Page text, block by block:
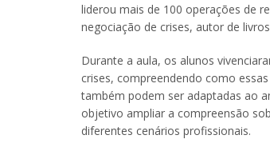
liderou mais de 100 operações de
negociação de crises, autor de
Durante a aula, os alunos
crises, compreendendo como
também podem ser adaptadas ao
objetivo ampliar a compreensão
diferentes cenários profissionais.